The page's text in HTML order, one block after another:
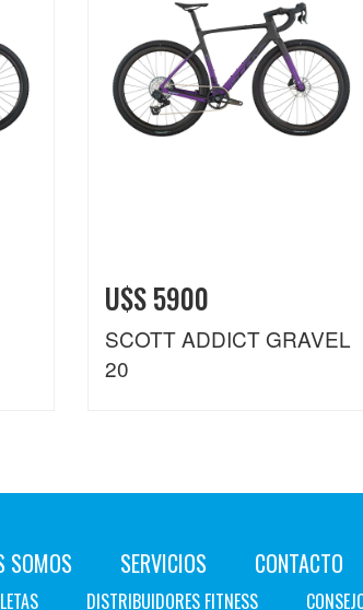
U$S 5900
SCOTT ADDICT GRAVEL
20
SOMOS SERVICIOS CONTACTO
DISTRIBUIDORES FITNESS